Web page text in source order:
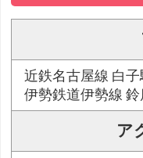
近鉄名古屋線 白子
伊勢鉄道伊勢線 鈴
ア